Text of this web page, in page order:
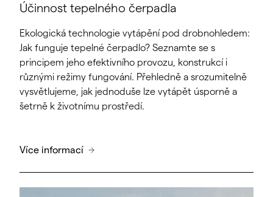
Účinnost tepelného čerpadla
Ekologická technologie vytápění pod drobnohledem:
Jak funguje tepelné čerpadlo? Seznamte se s
principem jeho efektivního provozu, konstrukcí i
různými režimy fungování. Přehledně a srozumitelně
vysvětlujeme, jak jednoduše lze vytápět úsporně a
šetrně k životnímu prostředí.
Více informací